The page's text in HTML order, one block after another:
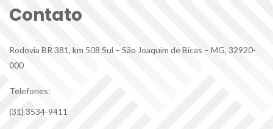
Contato
Rodovia BR 381, km 508 Sul – São Joaquim de Bicas – MG, 32920-
000
Telefones:
(31) 3534-9411